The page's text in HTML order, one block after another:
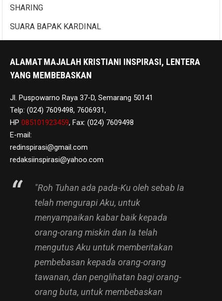
SHARING
SUARA BAPAK KARDINAL
ALAMAT MAJALAH KRISTIANI INSPIRASI, LENTERA
YANG MEMBEBASKAN
Jl. Puspowarno Raya 37-D, Semarang 50141
Telp: (024) 7609498, 7606931,
HP 085101923459, Fax: (024) 7609498
E-mail:
redinspirasi@gmail.com
redaksiinspirasi@yahoo.com
"Roh Tuhan ada pada-Ku oleh sebab Ia
telah mengurapi Aku, untuk
menyampaikan kabar baik kepada
orang-orang miskin dan Ia telah
mengutus Aku untuk memberitakan
pembebasan kepada orang-orang
tawanan, dan penglihatan bagi orang-
orang buta, untuk membebaskan